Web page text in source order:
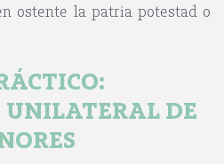
ostente la patria potestad o
ÁCTICO:
UNILATERAL DE